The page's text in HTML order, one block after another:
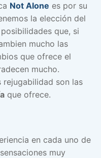
Not Alone es por su
la elección del
que, si
mucho las
que ofrece el
mucho.
rejugabilidad son las
que ofrece.
en cada uno de
muy